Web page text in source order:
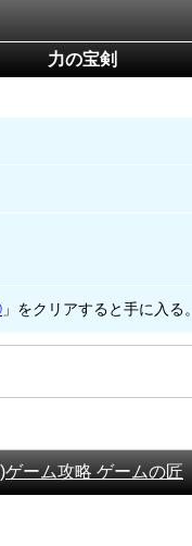
力の宝剣
」をクリアすると手に入る。
ゲーム攻略 ゲームの匠